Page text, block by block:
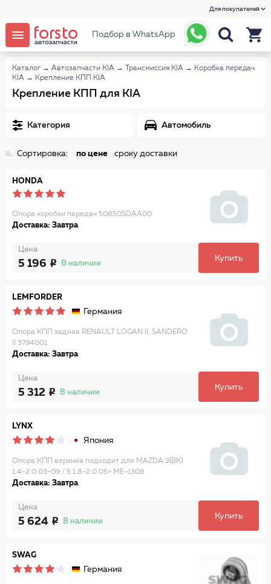
Для покупателей
Подбор в WhatsApp
Каталог → Автозапчасти KIA → Трансмиссия KIA → Коробка передач
KIA → Крепление КПП KIA
Крепление КПП для KIA
Категория Автомобиль
Сортировка: по цене сроку доставки
HONDA
Опора коробки передач 50850SDAA00
Доставка: Завтра
Цена
5 196 В наличии
Купить
LEMFORDER
Германия
Опора КПП задняя RENAULT LOGAN II, SANDERO
II 3794001
Доставка: Завтра
Цена
5 312 В наличии
Купить
LYNX
Япония
Опора КПП верхняя подходит для MAZDA 3(BK)
1.4-2.0 03-09 / 5 1.8-2.0 05> ME-1308
Доставка: Завтра
Цена
5 624 В наличии
Купить
SWAG
Германия